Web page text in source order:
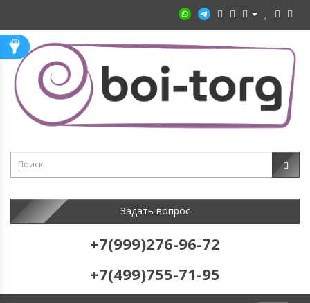
Задать вопрос
+7(999)276-96-72
+7(499)755-71-95